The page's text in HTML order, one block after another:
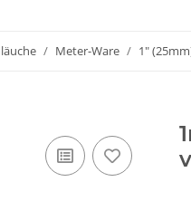
Meter-Ware 1"